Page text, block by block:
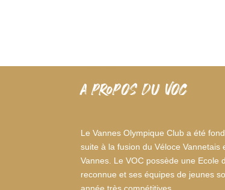
A PROPOS DU VOC
Le Vannes Olympique Club a été
suite à la fusion du Véloce Vannetais
Vannes. Le VOC possède une Ecole
reconnue et ses équipes de jeunes
année très compétitives.